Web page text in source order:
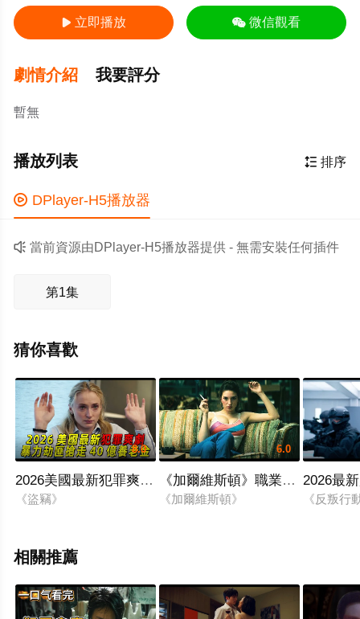
 立即播放  微信觀看
劇情介紹 我要評分
暫無
 排序
播放列表
 DPlayer-H5播放器
 當前資源由DPlayer-H5播放器提供 - 無需安裝任何插件
第1集
猜你喜歡
8.0
2026美國最新犯罪爽劇！暴力劫匪搶走40億養老金！背
《盜竊》
6.0
《加爾維斯頓》職業殺手被确
《加爾維斯頓》
2026最
《反叛行
相關推薦